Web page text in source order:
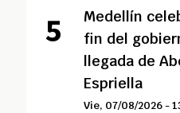
Medellín
fin del
llegada de
Espriella
Vie, 07/08/2026 -